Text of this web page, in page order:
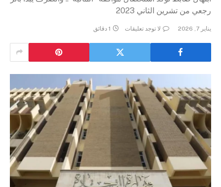
رجعي من تشرين الثاني 2023
يناير 7, 2026 لا توجد تعليقات 1 دقائق